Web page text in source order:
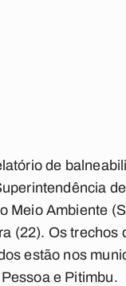
de
de
Meio Ambiente
(22). Os trechos
estão nos
e Pitimbu.